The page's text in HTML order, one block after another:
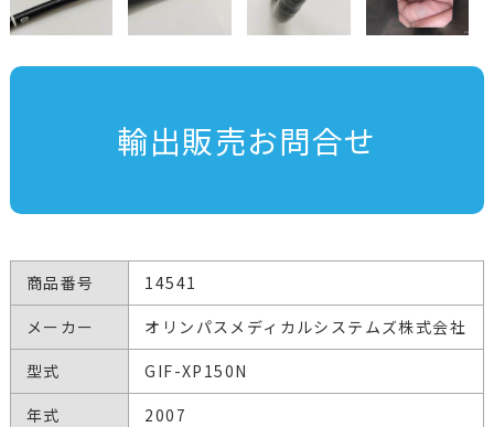
輸出販売お問合せ
商品番号
14541
メーカー
オリンパスメディカルシステムズ株式会社
型式
GIF-XP150N
年式
2007